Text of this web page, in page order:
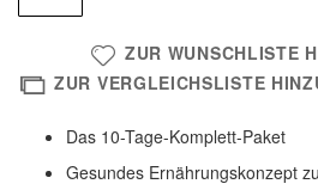
ZUR WUNSCHLISTE
ZUR VERGLEICHSLISTE
Das 10-Tage-Komplett-Paket
Gesundes Ernährungskonzept